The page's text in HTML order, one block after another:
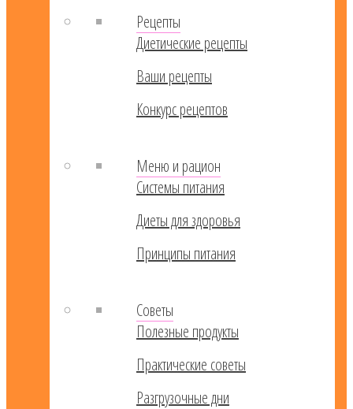
Рецепты
Диетические рецепты
Ваши рецепты
Конкурс рецептов
Меню и рацион
Системы питания
Диеты для здоровья
Принципы питания
Советы
Полезные продукты
Практические советы
Разгрузочные дни